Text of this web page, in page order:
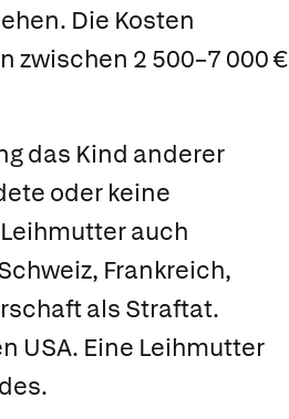
Die Kosten
zwischen 2 500–7 000 €
das Kind anderer
oder keine
auch
Frankreich,
als Straftat.
USA. Eine Leihmutter